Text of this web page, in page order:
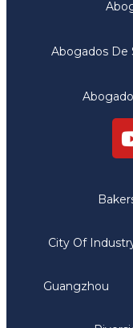
Abogados De
City Of
Guangzhou